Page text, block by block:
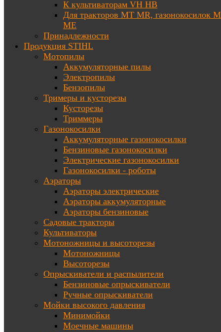
К культиваторам VH HB
Для тракторов МТ MR, газонокосилок
ME
Принадлежности
Продукция STIHL
Мотопилы
Аккумуляторные пилы
Электропилы
Бензопилы
Тримеры и кусторезы
Кусторезы
Триммеры
Газонокосилки
Аккумуляторные газонокосилки
Бензиновые газонокосилки
Электрические газонокосилки
Газонокосилки - роботы
Аэраторы
Аэраторы электрические
Аэраторы аккумуляторные
Аэраторы бензиновые
Садовые тракторы
Культиваторы
Мотоножницы и высоторезы
Мотоножницы
Высоторезы
Опрыскиватели и распылители
Бензиновые опрыскиватели
Ручные опрыскиватели
Мойки высокого давления
Минимойки
Моечные машины